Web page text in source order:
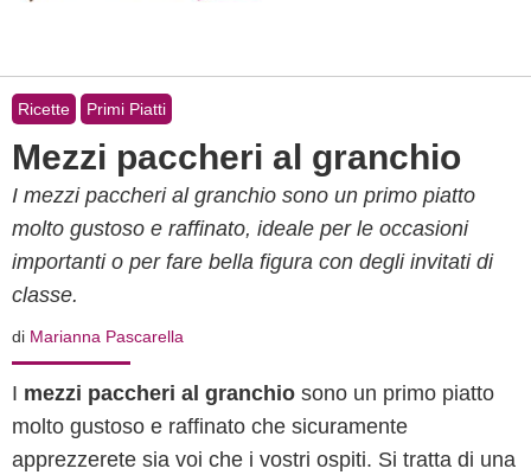
Ricette Primi Piatti
Mezzi paccheri al granchio
I mezzi paccheri al granchio sono un primo piatto
molto gustoso e raffinato, ideale per le occasioni
importanti o per fare bella figura con degli invitati di
classe.
di Marianna Pascarella
I mezzi paccheri al granchio sono un primo piatto
molto gustoso e raffinato che sicuramente
apprezzerete sia voi che i vostri ospiti. Si tratta di una